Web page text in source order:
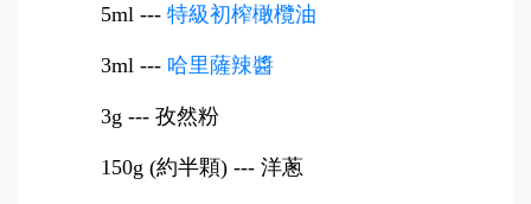
5ml --- 特級初榨橄欖油
3ml --- 哈里薩辣醬
3g --- 孜然粉
150g (約半顆) --- 洋蔥